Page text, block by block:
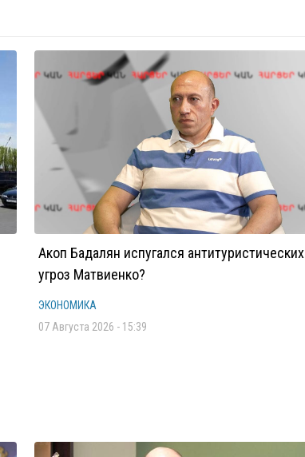
Акоп Бадалян испугался антитуристических
угроз Матвиенко?
ЭКОНОМИКА
07 Августа 2026 - 15:39